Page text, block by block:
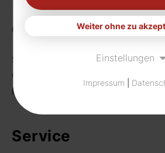
Getränke
Sortiment
Craft Beer
Rund um deine Bar
Service
Weiter ohne zu
Einstellungen
Impressum